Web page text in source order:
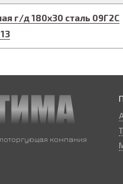
г/д180х30 сталь 09Г2С
компания